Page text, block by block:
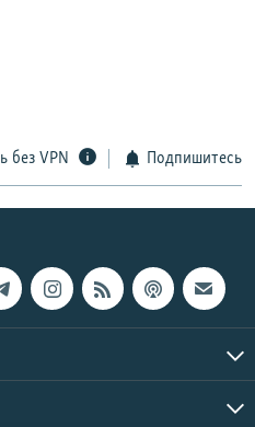
без VPN Подпишитесь